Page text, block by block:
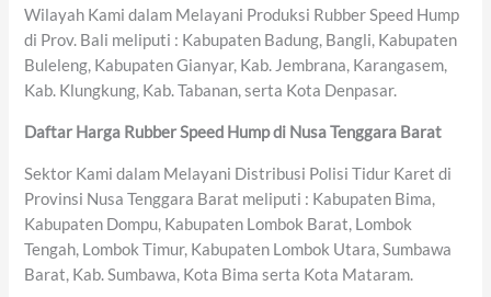
Wilayah Kami dalam Melayani Produksi Rubber Speed Hump
di Prov. Bali meliputi : Kabupaten Badung, Bangli, Kabupaten
Buleleng, Kabupaten Gianyar, Kab. Jembrana, Karangasem,
Kab. Klungkung, Kab. Tabanan, serta Kota Denpasar.
Daftar Harga Rubber Speed Hump di Nusa Tenggara Barat
Sektor Kami dalam Melayani Distribusi Polisi Tidur Karet di
Provinsi Nusa Tenggara Barat meliputi : Kabupaten Bima,
Kabupaten Dompu, Kabupaten Lombok Barat, Lombok
Tengah, Lombok Timur, Kabupaten Lombok Utara, Sumbawa
Barat, Kab. Sumbawa, Kota Bima serta Kota Mataram.